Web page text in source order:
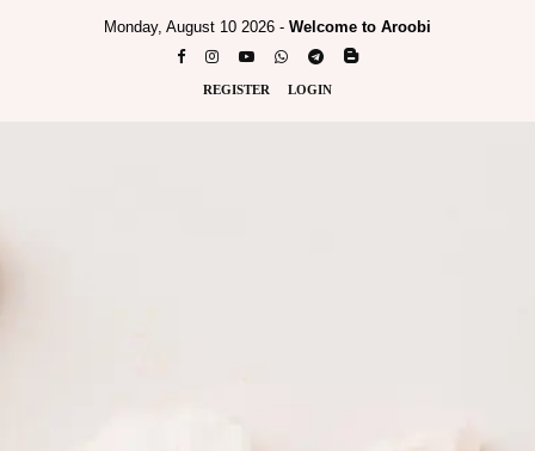
Monday, August 10 2026 - Welcome to Aroobi
REGISTER LOGIN